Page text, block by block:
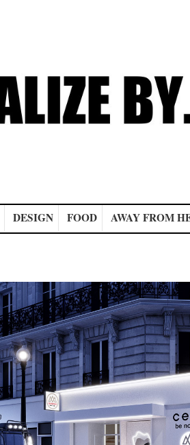
DESIGN FOOD AWAY FROM